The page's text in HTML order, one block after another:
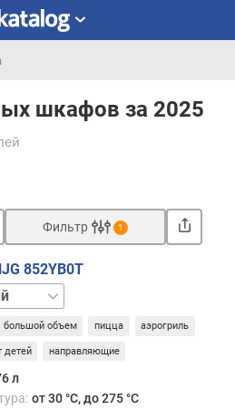
шкафов за 2025
Фильтр 1
852YB0T
большой объем пицца аэрогриль
детей направляющие
л
от 30 °C, до 275 °C